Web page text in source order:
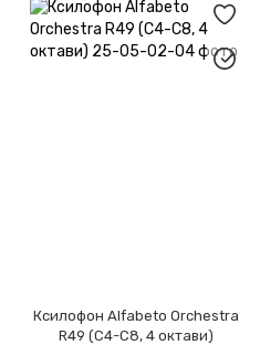
Ксилофон Alfabeto Orchestra
R49 (C4-C8, 4 октави)